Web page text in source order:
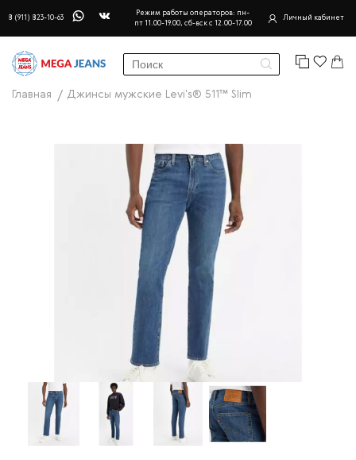
8 (911) 823-10-63
Режим работы операторов: пн-
пт 11.00-19.00, сб-вск с 12.00-17.00
Личный кабинет
Главная Джинсы мужские Levi's® 511™ Slim